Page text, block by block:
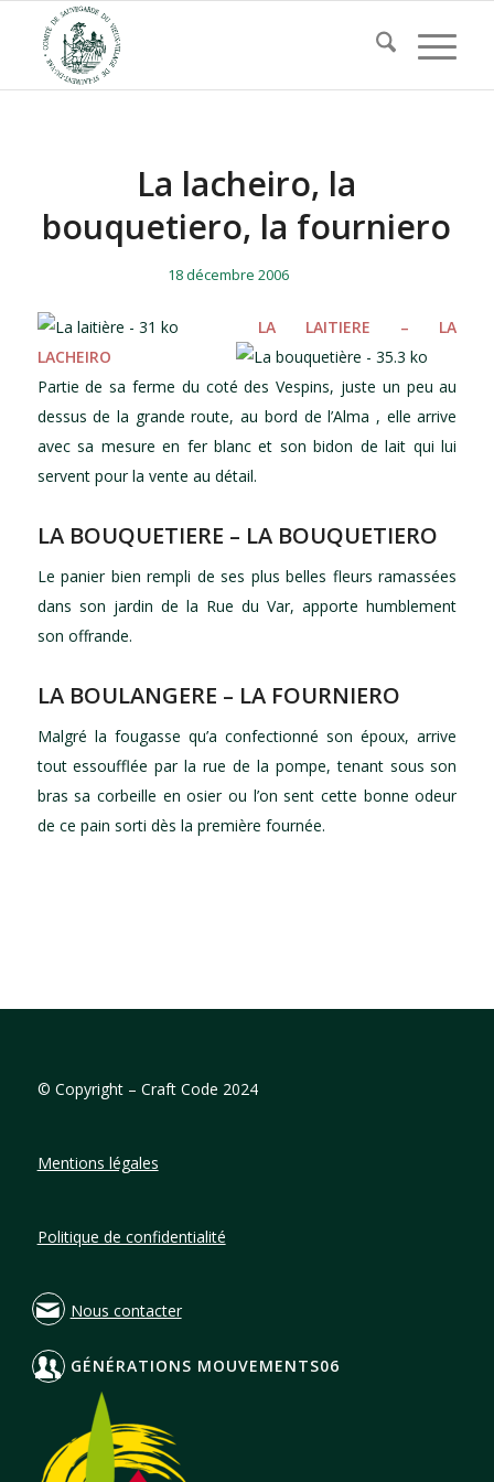
La lacheiro, la
bouquetiero, la fourniero
18 décembre 2006
LA LAITIERE – LA
LACHEIRO
Partie de sa ferme du coté des Vespins, juste un peu au
dessus de la grande route, au bord de l’Alma , elle arrive
avec sa mesure en fer blanc et son bidon de lait qui lui
servent pour la vente au détail.
LA BOUQUETIERE – LA BOUQUETIERO
Le panier bien rempli de ses plus belles fleurs ramassées
dans son jardin de la Rue du Var, apporte humblement
son offrande.
LA BOULANGERE – LA FOURNIERO
Malgré la fougasse qu’a confectionné son époux, arrive
tout essoufflée par la rue de la pompe, tenant sous son
bras sa corbeille en osier ou l’on sent cette bonne odeur
de ce pain sorti dès la première fournée.
© Copyright – Craft Code 2024
Mentions légales
Politique de confidentialité
Nous contacter
GÉNÉRATIONS MOUVEMENTS06